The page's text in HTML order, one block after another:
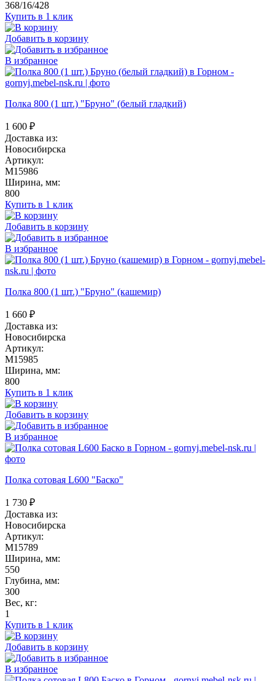
368/16/428
Купить в 1 клик
Добавить в корзину
В избранное
Полка 800 (1 шт.) "Бруно" (белый гладкий)
1 600 ₽
Доставка из:
Новосибирска
Артикул:
M15986
Ширина, мм:
800
Купить в 1 клик
Добавить в корзину
В избранное
Полка 800 (1 шт.) "Бруно" (кашемир)
1 660 ₽
Доставка из:
Новосибирска
Артикул:
M15985
Ширина, мм:
800
Купить в 1 клик
Добавить в корзину
В избранное
Полка сотовая L600 "Баско"
1 730 ₽
Доставка из:
Новосибирска
Артикул:
M15789
Ширина, мм:
550
Глубина, мм:
300
Вес, кг:
1
Купить в 1 клик
Добавить в корзину
В избранное